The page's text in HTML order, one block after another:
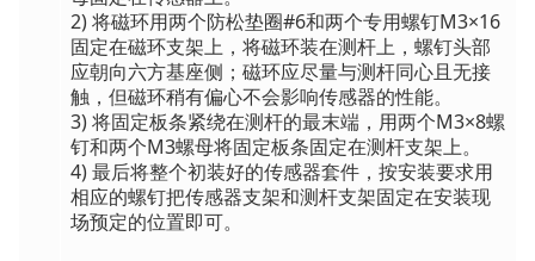
2) 将磁环用两个防松垫圈#6和两个专用螺钉M3×16
固定在磁环支架上，将磁环装在测杆上，螺钉头部
应朝向六方基座侧；磁环应尽量与测杆同心且无接
触，但磁环稍有偏心不会影响传感器的性能。
3) 将固定板条紧绕在测杆的最末端，用两个M3×8螺
钉和两个M3螺母将固定板条固定在测杆支架上。
4) 最后将整个初装好的传感器套件，按安装要求用
相应的螺钉把传感器支架和测杆支架固定在安装现
场预定的位置即可。